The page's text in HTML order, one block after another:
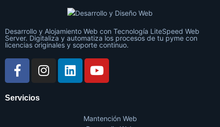
Desarrollo y Alojamiento Web con Tecnología LiteSpeed Web
Server. Digitaliza y automatiza los procesos de tu pyme con
licencias originales y soporte continuo.
Servicios
Mantención Web